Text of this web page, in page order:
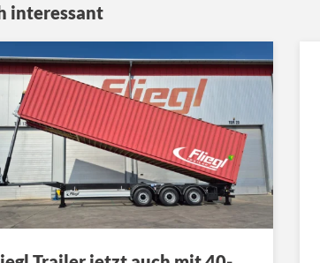
interessant